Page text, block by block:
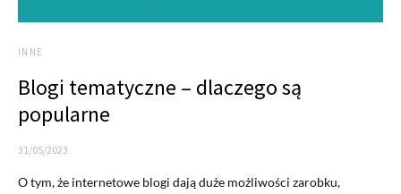
INNE
Blogi tematyczne – dlaczego są
popularne
31/05/2023
O tym, że internetowe blogi dają duże możliwości zarobku,